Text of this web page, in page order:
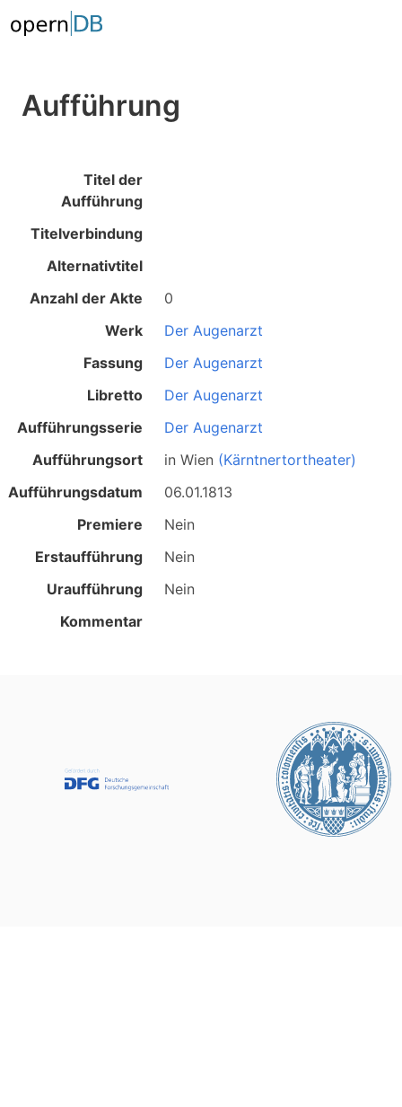
Aufführung
Titel der
Aufführung
Titelverbindung
Alternativtitel
Anzahl der Akte
0
Werk
Der Augenarzt
Fassung
Der Augenarzt
Libretto
Der Augenarzt
Aufführungsserie
Der Augenarzt
Aufführungsort
inWien (Kärntnertortheater)
Aufführungsdatum
06.01.1813
Premiere
Nein
Erstaufführung
Nein
Uraufführung
Nein
Kommentar